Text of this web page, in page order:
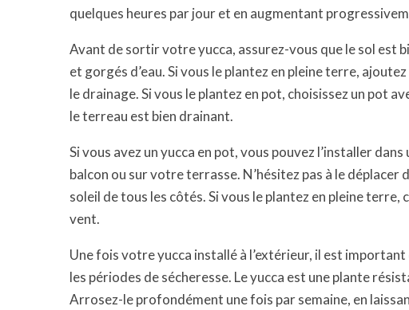
quelques heures par jour et en augmentant
Avant de sortir votre yucca, assurez-vous que le sol est
et gorgés d’eau. Si vous le plantez en pleine terre,
le drainage. Si vous le plantez en pot, choisissez un pot
le terreau est bien drainant.
Si vous avez un yucca en pot, vous pouvez l’installer
balcon ou sur votre terrasse. N’hésitez pas à le déplacer
soleil de tous les côtés. Si vous le plantez en pleine
vent.
Une fois votre yucca installé à l’extérieur, il est
les périodes de sécheresse. Le yucca est une plante
Arrosez-le profondément une fois par semaine, en